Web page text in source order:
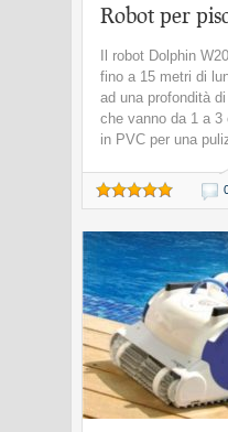
Robot per
Il robot Dolphin
fino a 15 metri di
ad una profondità
che vanno da 1 a
in PVC per una